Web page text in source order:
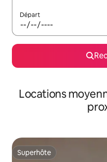
Départ
Locations
Superhôte
Superhôte